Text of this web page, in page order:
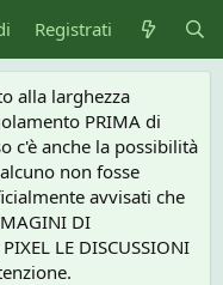
Registrati
alla larghezza
PRIMA di
c'è anche la possibilità
non fosse
avvisati che
DI
LE DISCUSSIONI